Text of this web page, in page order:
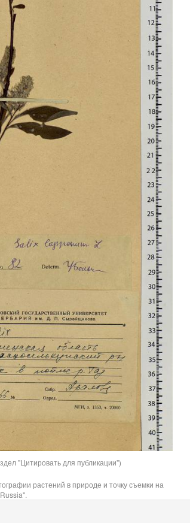
"Цитировать для публикации")
растений в природе и точку съемки на